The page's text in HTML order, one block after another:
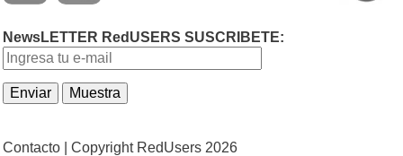
NewsLETTER RedUSERS SUSCRIBETE:
Contacto | Copyright RedUsers 2026